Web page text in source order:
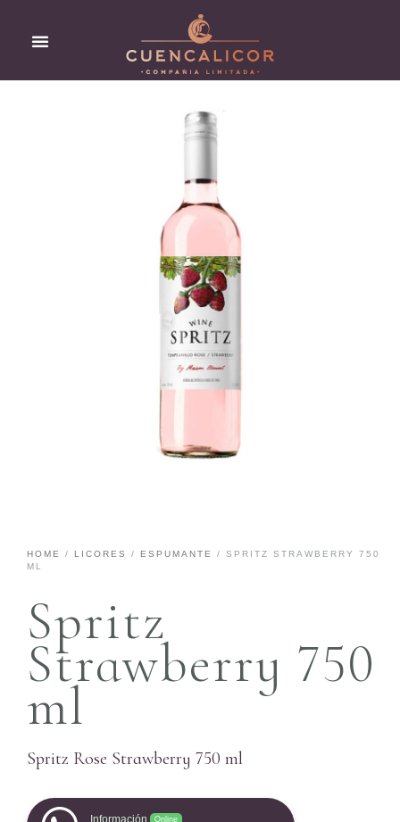
HOME / LICORES / ESPUMANTE
/ SPRITZ STRAWBERRY 750
ML
Spritz
Strawberry 750
ml
Spritz Rose Strawberry 750 ml
Online